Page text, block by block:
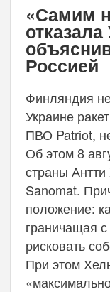
«Самим
Россией
Финляндия
Украине
ПВО Patriot,
Об этом 8
страны
Sanomat.
положение:
граничащая
рисковать
При этом